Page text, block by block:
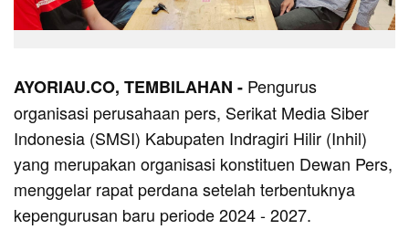
AYORIAU.CO, TEMBILAHAN - Pengurus
organisasi perusahaan pers, Serikat Media Siber
Indonesia (SMSI) Kabupaten Indragiri Hilir (Inhil)
yang merupakan organisasi konstituen Dewan Pers,
menggelar rapat perdana setelah terbentuknya
kepengurusan baru periode 2024 - 2027.